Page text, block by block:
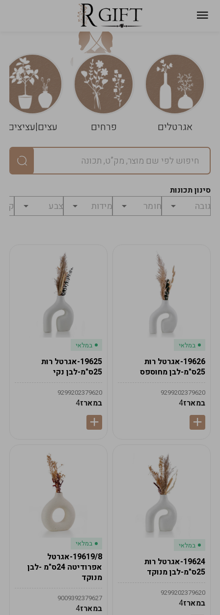
אגרטלים פרחים עצים|עציצים
סינון תכונות
במלאי
19626-אגרטל רות
25ס"מ-לבן מחוספס
9299202379620
במארז4
במלאי
19625-אגרטל רות
25ס"מ-לבן נקי
9299202379620
במארז4
במלאי
19624-אגרטל רות
25ס"מ-לבן מנוקד
9299202379620
במארז4
במלאי
19619/8-אגרטל
אפרודיטה 24ס"מ -לבן
מנוקד
9009392379627
במארז4
עגלת
שלך
ניקוי
הסל
במארז
מחיר
לפני
₪0
לתשלום